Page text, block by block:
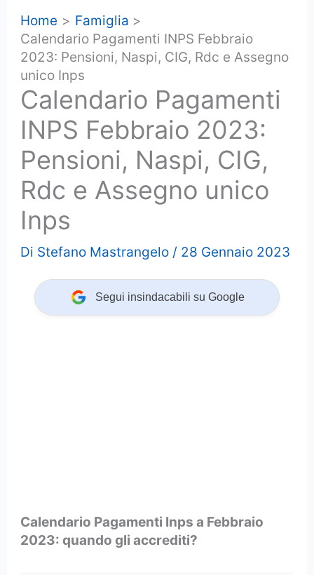
Home
Famiglia
Calendario Pagamenti INPS Febbraio
2023: Pensioni, Naspi, CIG, Rdc e Assegno
unico Inps
Calendario Pagamenti
INPS Febbraio 2023:
Pensioni, Naspi, CIG,
Rdc e Assegno unico
Inps
Di Stefano Mastrangelo / 28 Gennaio 2023
Segui insindacabili su Google
Calendario Pagamenti Inps a Febbraio
2023: quando gli accrediti?